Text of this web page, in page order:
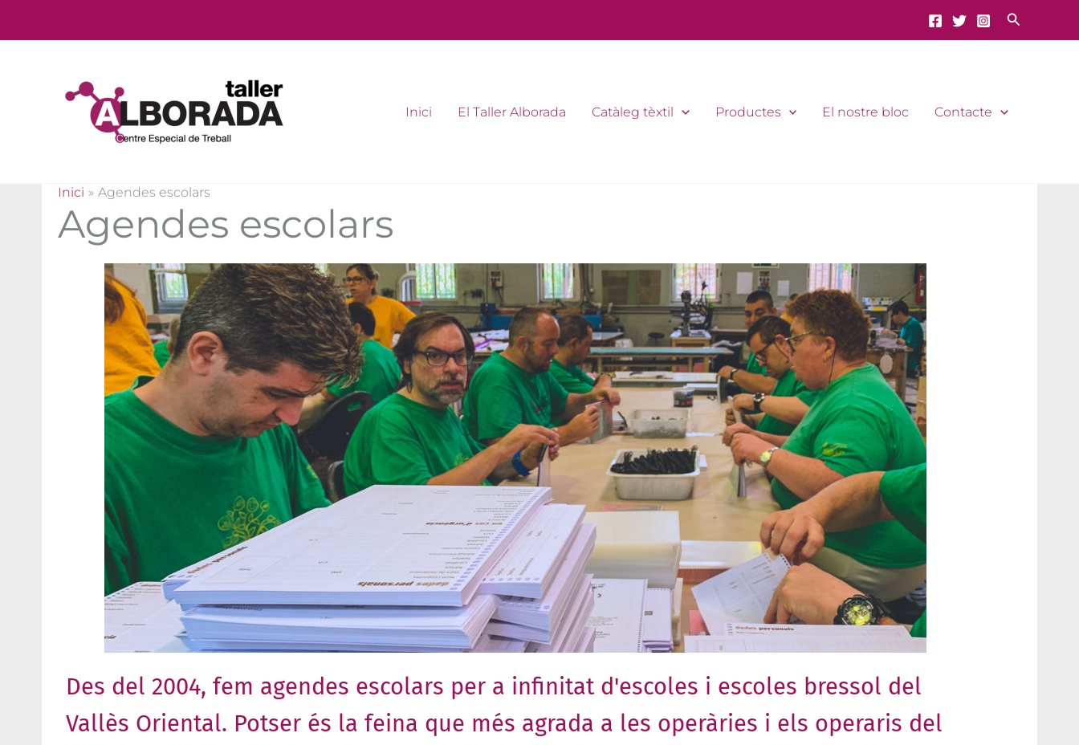
Cerca
Inici El Taller Alborada Catàleg tèxtil Productes El nostre bloc Contacte
Inici Agendes escolars
Agendes escolars
Des del 2004, fem agendes escolars per a infinitat d'escoles i escoles bressol del
Vallès Oriental. Potser és la feina que més agrada a les operàries i els operaris del